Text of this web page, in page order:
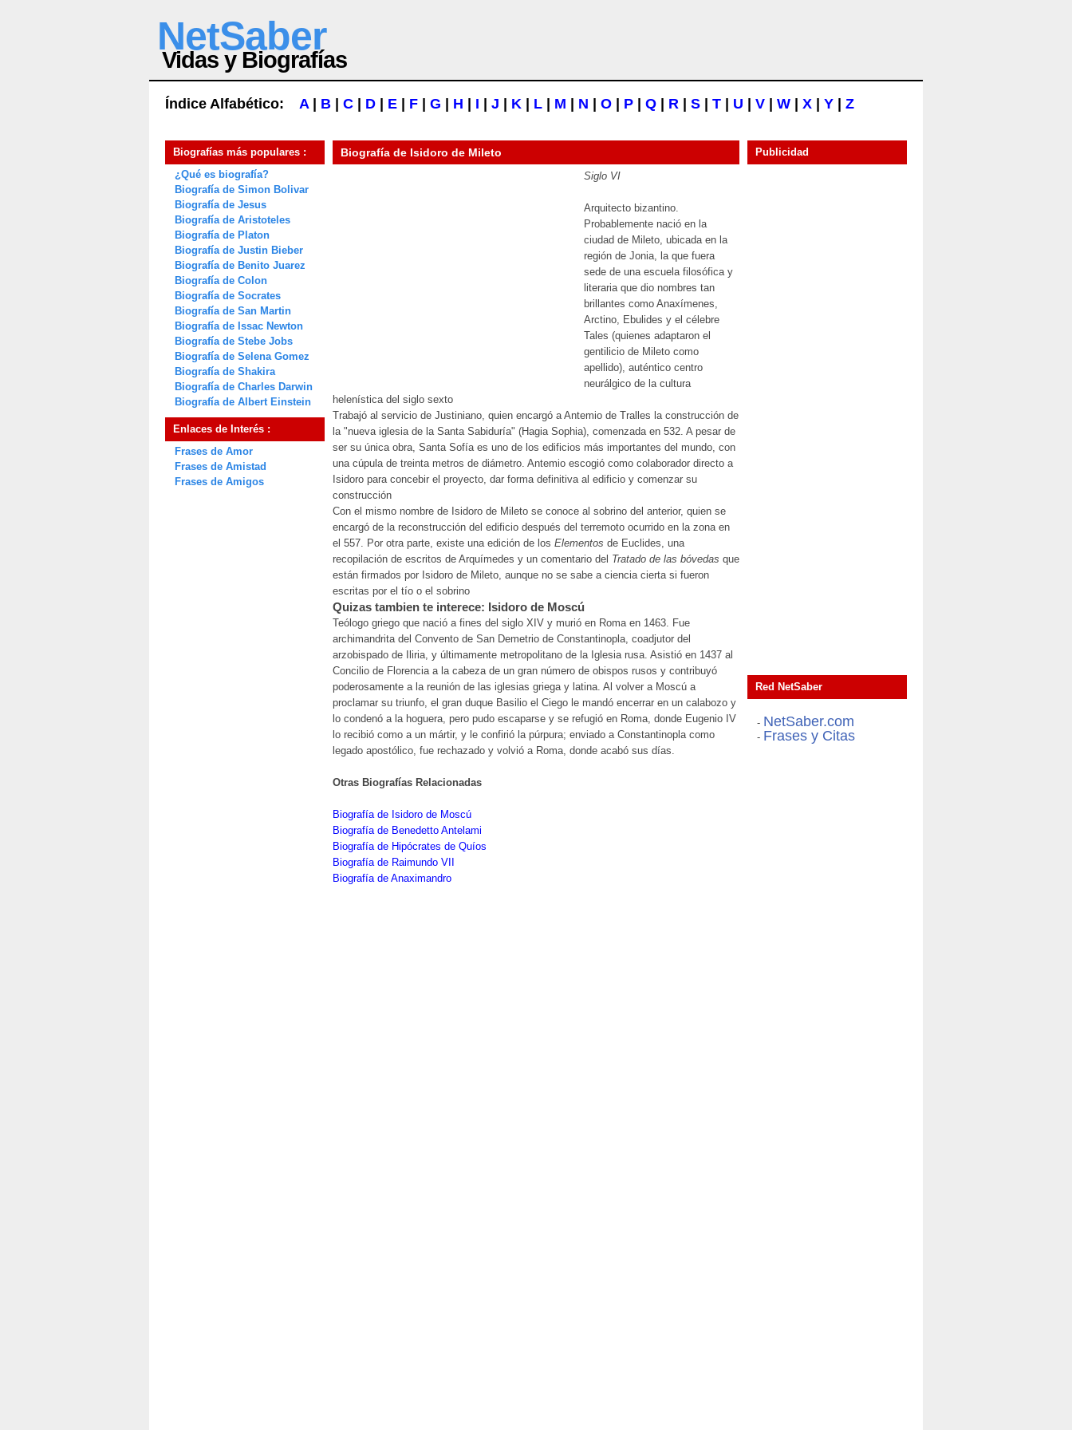
NetSaber
Vidas y Biografías
Índice Alfabético: A| B C D E F G H I J K L M N O P Q R S T U V W X Y Z
Biografías más populares :
¿Qué es biografía?
Biografía de Simon Bolivar
Biografía de Jesus
Biografía de Aristoteles
Biografía de Platon
Biografía de Justin Bieber
Biografía de Benito Juarez
Biografía de Colon
Biografía de Socrates
Biografía de San Martin
Biografía de Issac Newton
Biografía de Stebe Jobs
Biografía de Selena Gomez
Biografía de Shakira
Biografía de Charles Darwin
Biografía de Albert Einstein
Enlaces de Interés :
Frases de Amor
Frases de Amistad
Frases de Amigos
Biografía de Isidoro de Mileto
Siglo VI
Arquitecto bizantino.
Probablemente nació en la
ciudad de Mileto, ubicada en la
región de Jonia, la que fuera
sede de una escuela filosófica y
literaria que dio nombres tan
brillantes como Anaxímenes,
Arctino, Ebulides y el célebre
Tales (quienes adaptaron el
gentilicio de Mileto como
apellido), auténtico centro
neurálgico de la cultura
helenística del siglo sexto
Trabajó al servicio de Justiniano, quien encargó a Antemio de Tralles la construcción de
la "nueva iglesia de la Santa Sabiduría" (Hagia Sophia), comenzada en 532. A pesar de
ser su única obra, Santa Sofía es uno de los edificios más importantes del mundo, con
una cúpula de treinta metros de diámetro. Antemio escogió como colaborador directo a
Isidoro para concebir el proyecto, dar forma definitiva al edificio y comenzar su
construcción
Con el mismo nombre de Isidoro de Mileto se conoce al sobrino del anterior, quien se
encargó de la reconstrucción del edificio después del terremoto ocurrido en la zona en
el 557. Por otra parte, existe una edición de los Elementos de Euclides, una
recopilación de escritos de Arquímedes y un comentario del Tratado de las bóvedas que
están firmados por Isidoro de Mileto, aunque no se sabe a ciencia cierta si fueron
escritas por el tío o el sobrino
Quizas tambien te interece: Isidoro de Moscú
Teólogo griego que nació a fines del siglo XIV y murió en Roma en 1463. Fue
archimandrita del Convento de San Demetrio de Constantinopla, coadjutor del
arzobispado de Iliria, y últimamente metropolitano de la Iglesia rusa. Asistió en 1437 al
Concilio de Florencia a la cabeza de un gran número de obispos rusos y contribuyó
poderosamente a la reunión de las iglesias griega y latina. Al volver a Moscú a
proclamar su triunfo, el gran duque Basilio el Ciego le mandó encerrar en un calabozo y
lo condenó a la hoguera, pero pudo escaparse y se refugió en Roma, donde Eugenio IV
lo recibió como a un mártir, y le confirió la púrpura; enviado a Constantinopla como
legado apostólico, fue rechazado y volvió a Roma, donde acabó sus días.
Otras Biografías Relacionadas
Biografía de Isidoro de Moscú
Biografía de Benedetto Antelami
Biografía de Hipócrates de Quíos
Biografía de Raimundo VII
Biografía de Anaximandro
Publicidad
Red NetSaber
- NetSaber.com
- Frases y Citas